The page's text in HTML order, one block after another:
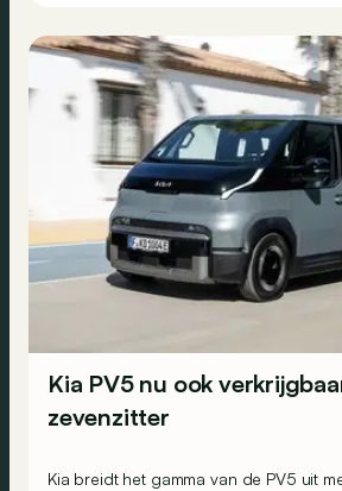
Kia PV5 nu ook
zevenzitter
Kia breidt het gamma van de PV5 uit